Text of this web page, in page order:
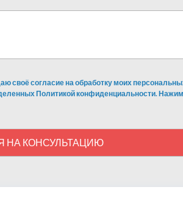
своё согласие на обработку моих
Политикой конфиденциальности.
НА КОНСУЛЬТАЦИЮ